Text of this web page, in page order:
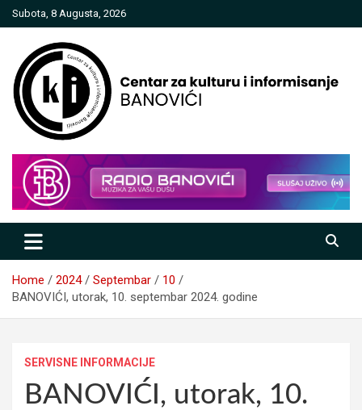
Skip
to
Subota, 8 Augusta, 2026
Centar za kulturu i informisanje
Banovići
Home 2024 Septembar
10
BANOVIĆI, utorak, 10. septembar 2024. godine
SERVISNE INFORMACIJE
BANOVIĆI, utorak, 10.